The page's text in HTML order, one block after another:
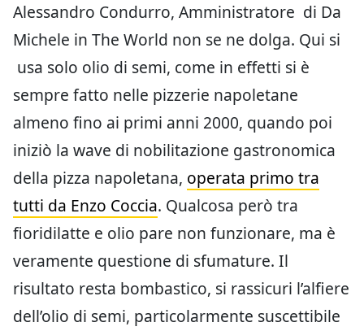
Alessandro Condurro, Amministratore di Da
Michele in The World non se ne dolga. Qui si
usa solo olio di semi, come in effetti si è
sempre fatto nelle pizzerie napoletane
almeno fino ai primi anni 2000, quando poi
iniziò la wave di nobilitazione gastronomica
della pizza napoletana, operata primo tra
tutti da Enzo Coccia. Qualcosa però tra
fioridilatte e olio pare non funzionare, ma è
veramente questione di sfumature. Il
risultato resta bombastico, si rassicuri l’alfiere
dell’olio di semi, particolarmente suscettibile